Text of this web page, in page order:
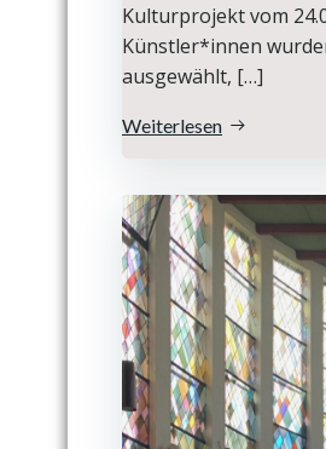
Kulturprojekt vom
Künstler*innen
ausgewählt, […]
Weiterlesen